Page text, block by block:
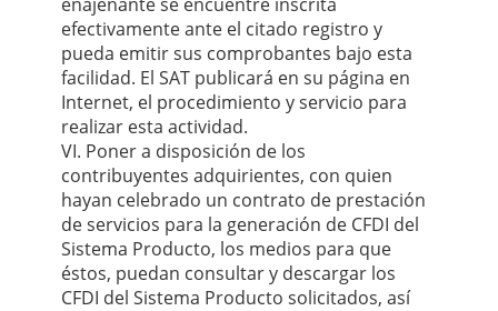
enajenante se encuentre inscrita
efectivamente ante el citado registro y
pueda emitir sus comprobantes bajo esta
facilidad. El SAT publicará en su página en
Internet, el procedimiento y servicio para
realizar esta actividad.
VI. Poner a disposición de los
contribuyentes adquirientes, con quien
hayan celebrado un contrato de prestación
de servicios para la generación de CFDI del
Sistema Producto, los medios para que
éstos, puedan consultar y descargar los
CFDI del Sistema Producto solicitados, así